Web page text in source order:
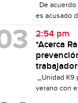
De
es acusado
2:54 pm
*Acerca
_Unidad
verano con